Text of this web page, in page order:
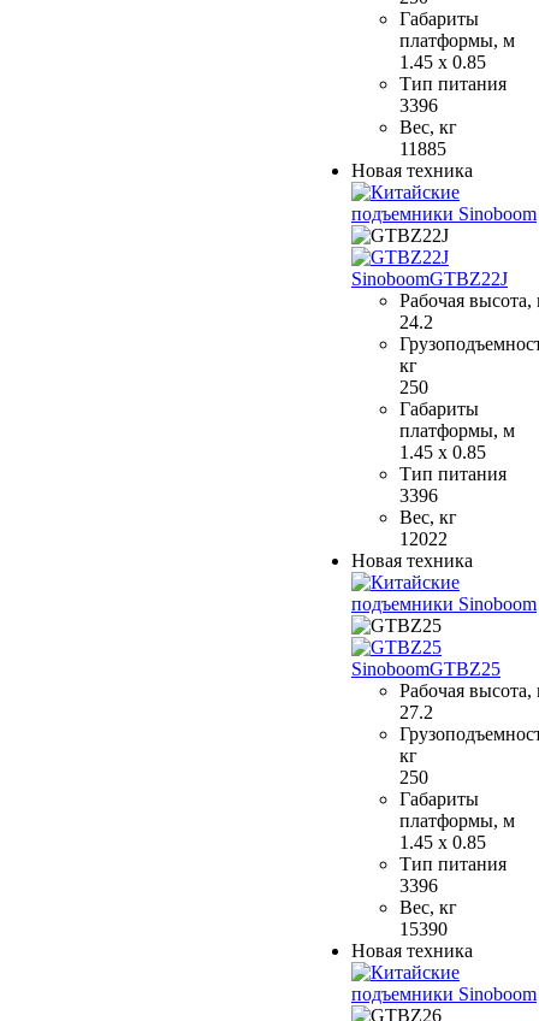
Габариты
платформы, м
1.45 x 0.85
Тип питания
3396
Вес, кг
11885
Новая техника
SinoboomGTBZ22J
Рабочая высота,
24.2
кг
250
Габариты
платформы, м
1.45 x 0.85
Тип питания
3396
Вес, кг
12022
Новая техника
SinoboomGTBZ25
Рабочая высота,
27.2
кг
250
Габариты
платформы, м
1.45 x 0.85
Тип питания
3396
Вес, кг
15390
Новая техника